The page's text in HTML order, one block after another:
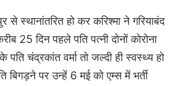
स्थानांतरित हो कर करिश्मा ने गरियाबंद
25 दिन पहले पति पत्नी दोनों कोरोना
पति चंद्रकांत वर्मा तो जल्दी ही स्वस्थ्य हो
बिगड़ने पर उन्हें 6 मई को एम्स में भर्ती